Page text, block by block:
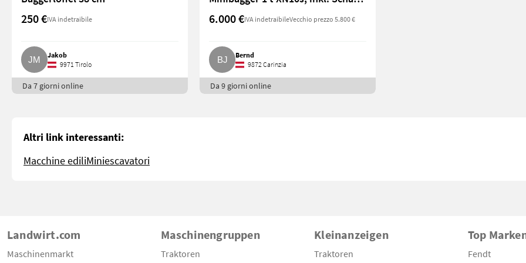
250 €IVA indetraibile
Jakob
9971 Tirolo
Da 7 giorni online
6.000 €IVA indetraibileVecchio prezzo 5.800 €
Bernd
9872 Carinzia
Da 9 giorni online
Altri link interessanti:
Macchine ediliMiniescavatori
Landwirt.com
Maschinenmarkt
Maschinengruppen
Traktoren
Kleinanzeigen
Traktoren
Top
Fendt